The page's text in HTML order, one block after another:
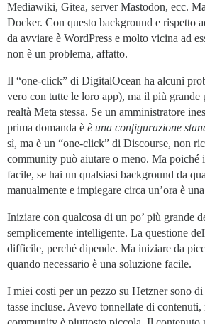
Mediawiki, Gitea, server Mastodon, ecc.
Docker. Con questo background e rispetto
da avviare è WordPress e molto vicina ad
non è un problema, affatto.
Il “one-click” di DigitalOcean ha alcuni
vero con tutte le loro app), ma il più grande
realtà Meta stessa. Se un amministratore
prima domanda è è una configurazione
sì, ma è un “one-click” di Discourse, non
community può aiutare o meno. Ma poiché
facile, se hai un qualsiasi background da
manualmente e impiegare circa un’ora è
Iniziare con qualcosa di un po’ più grande
semplicemente intelligente. La questione
difficile, perché dipende. Ma iniziare da
quando necessario è una soluzione facile.
I miei costi per un pezzo su Hetzner sono
tasse incluse. Avevo tonnellate di